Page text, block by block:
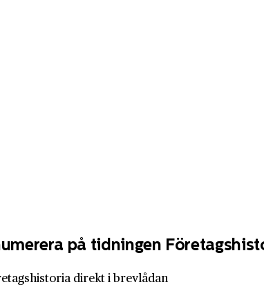
på tidningen
direkt i brevlådan